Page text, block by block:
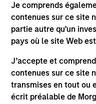
Je comprends
contenues sur ce site
partie autre qu’un
pays où le site Web
J’accepte et
contenues sur ce site
transmises en tout ou
écrit préalable de
As of July 25, 2025.
and educational
the investment
(for realized holdings),
are the property of their
on this website has not
otherwise approved by
links shown here, you
third party site. We are